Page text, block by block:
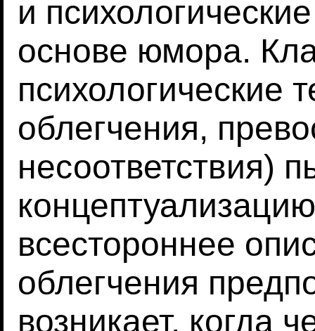
и
основе юмора.
психологические
облегчения,
несоответствия)
всестороннее
облегчения
возникает, когда